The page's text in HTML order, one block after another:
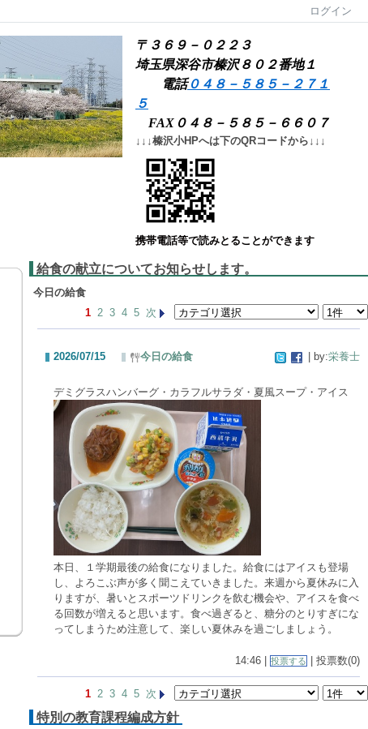
ログイン
〒３６９－０２２３
埼玉県深谷市榛沢８０２番地１
電話０４８－５８５－２７１
５
FAX０４８－５８５－６６０７
↓↓↓榛沢小HPへは下のQRコードから↓↓↓
携帯電話等で読みとることができます
給食の献立についてお知らせします。
今日の給食
1 2 3 4 5 次
2026/07/15 今日の給食 | by:栄養士
デミグラスハンバーグ・カラフルサラダ・夏風スープ・アイス
本日、１学期最後の給食になりました。給食にはアイスも登場
し、よろこぶ声が多く聞こえていきました。来週から夏休みに入
りますが、暑いとスポーツドリンクを飲む機会や、アイスを食べ
る回数が増えると思います。食べ過ぎると、糖分のとりすぎにな
ってしまうため注意して、楽しい夏休みを過ごしましょう。
14:46 | 投票する | 投票数(0)
1 2 3 4 5 次
特別の教育課程編成方針